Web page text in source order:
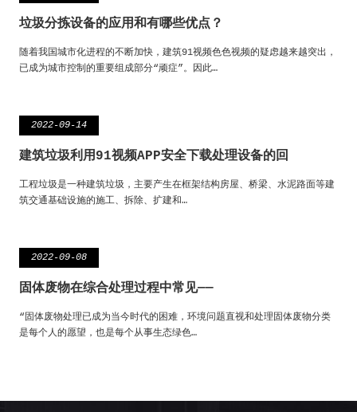
垃圾分拣设备的应用和有哪些优点？
随着我国城市化进程的不断加快，建筑91视频色色视频的疑虑越来越突出，
已成为城市控制的重要组成部分“顽症”。因此…
2022-09-14
建筑垃圾利用91视频APP安全下载处理设备的回
工程垃圾是一种建筑垃圾，主要产生在框架结构房屋、桥梁、水泥路面等建
筑交通基础设施的施工、拆除、扩建和…
2022-09-08
固体废物在综合处理过程中常见——
“固体废物处理已成为当今时代的困难，环境问题直视和处理固体废物分类
是每个人的愿望，也是每个从事生态绿色…